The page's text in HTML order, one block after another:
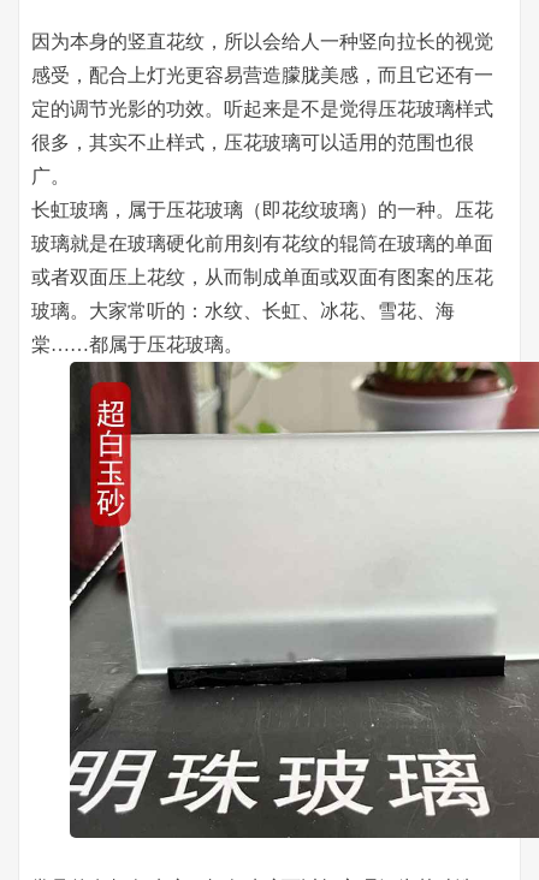
因为本身的竖直花纹，所以会给人一种竖向拉长的视觉
感受，配合上灯光更容易营造朦胧美感，而且它还有一
定的调节光影的功效。听起来是不是觉得压花玻璃样式
很多，其实不止样式，压花玻璃可以适用的范围也很
广。
长虹玻璃，属于压花玻璃（即花纹玻璃）的一种。压花
玻璃就是在玻璃硬化前用刻有花纹的辊筒在玻璃的单面
或者双面压上花纹，从而制成单面或双面有图案的压花
玻璃。大家常听的：水纹、长虹、冰花、雪花、海
棠……都属于压花玻璃。